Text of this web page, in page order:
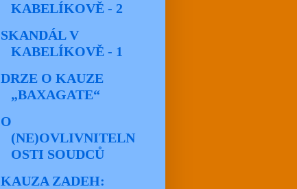
KABELÍKOVĚ - 2
SKANDÁL V
KABELÍKOVĚ - 1
DRZE O KAUZE
„BAXAGATE“
O
(NE)OVLIVNITELN
OSTI SOUDCŮ
KAUZA ZADEH: